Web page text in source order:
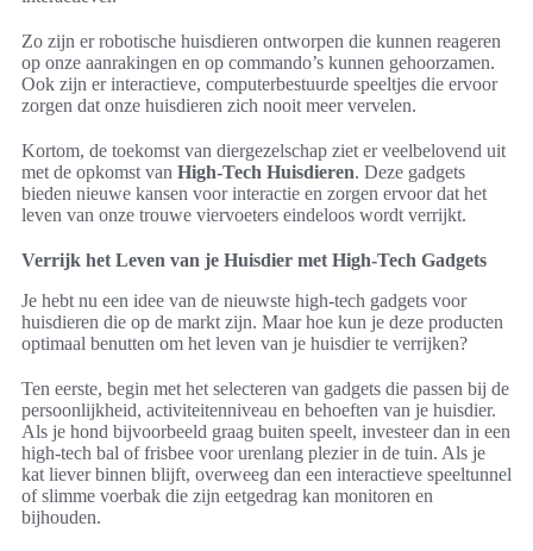
Zo zijn er robotische huisdieren ontworpen die kunnen reageren
op onze aanrakingen en op commando’s kunnen gehoorzamen.
Ook zijn er interactieve, computerbestuurde speeltjes die ervoor
zorgen dat onze huisdieren zich nooit meer vervelen.
Kortom, de toekomst van diergezelschap ziet er veelbelovend uit
met de opkomst van High-Tech Huisdieren. Deze gadgets
bieden nieuwe kansen voor interactie en zorgen ervoor dat het
leven van onze trouwe viervoeters eindeloos wordt verrijkt.
Verrijk het Leven van je Huisdier met High-Tech Gadgets
Je hebt nu een idee van de nieuwste high-tech gadgets voor
huisdieren die op de markt zijn. Maar hoe kun je deze producten
optimaal benutten om het leven van je huisdier te verrijken?
Ten eerste, begin met het selecteren van gadgets die passen bij de
persoonlijkheid, activiteitenniveau en behoeften van je huisdier.
Als je hond bijvoorbeeld graag buiten speelt, investeer dan in een
high-tech bal of frisbee voor urenlang plezier in de tuin. Als je
kat liever binnen blijft, overweeg dan een interactieve speeltunnel
of slimme voerbak die zijn eetgedrag kan monitoren en
bijhouden.